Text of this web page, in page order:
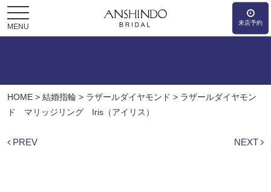
MENU 来店予約
HOME > 結婚指輪 > ラザールダイヤモンド > ラザールダイヤモン
ド マリッジリング Iris（アイリス）
PREV NEXT